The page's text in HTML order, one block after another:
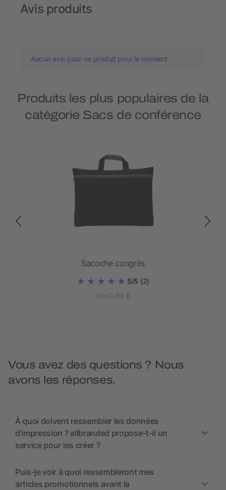
Avis produits
Aucun avis pour ce produit pour le moment.
Produits les plus populaires de la
catégorie Sacs de conférence
Sacoche congrès
5/5 (2)
dès 0,99 €
Vous avez des questions ? Nous
avons les réponses.
À quoi doivent ressembler les données
d’impression ? allbranded propose-t-il un
service pour les créer ?
Puis-je voir à quoi ressembleront mes
articles promotionnels avant la